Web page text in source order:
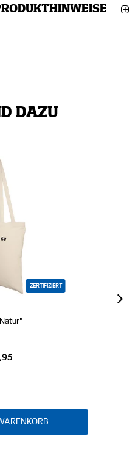
DAZU
ZERTIFIZIERT